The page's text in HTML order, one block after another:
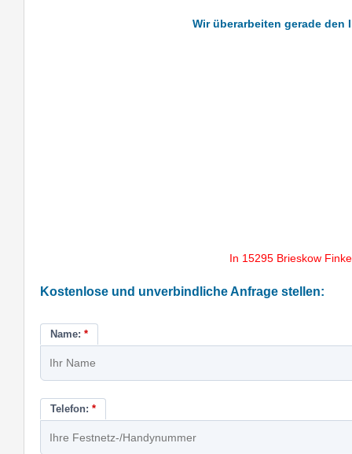
Wir überarbeiten gerade
In 15295 Brieskow
Kostenlose und unverbindliche Anfrage stellen:
Name: *
Telefon: *